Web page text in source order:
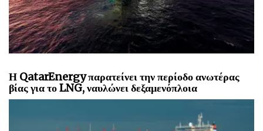
Η QatarEnergy παρατείνει την περίοδο ανωτέρας
βίας για το LNG, ναυλώνει δεξαμενόπλοια